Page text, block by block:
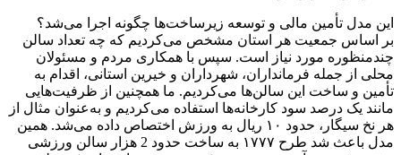
این مدل تأمین مالی و توسعه زیرساخت‌ها چگونه اجرا می‌شد؟
بر اساس جمعیت هر استان مشخص می‌کردیم که چه تعداد سالن
چندمنظوره مورد نیاز است. سپس با همکاری مردم و مسئولان
محلی از جمله فرمانداران، شهرداران و خیرین استانی، اقدام به
تأمین و ساخت این سالن‌ها می‌کردیم. ما همچنین از ظرفیت‌هایی
مانند یک درصد سود کارخانه‌ها استفاده می‌کردیم و به‌عنوان مثال از
هر نخ سیگار، حدود ۱۰ ریال به ورزش اختصاص داده می‌شد. همین
مدل باعث شد طرح ۱۷۷۷ به ساخت حدود 2 هزار سالن ورزشی